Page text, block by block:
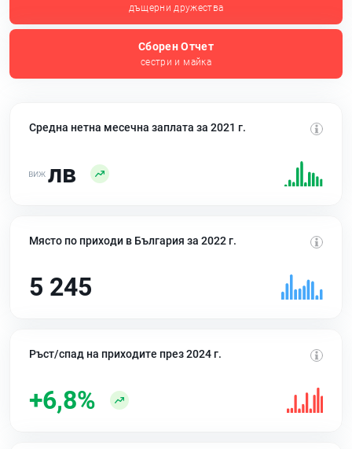
дъщерни дружества
Сборен Отчет
сестри и майка
Средна нетна месечна заплата за 2021 г.
лв
Място по приходи в България за 2022 г.
5 245
Ръст/спад на приходите през 2024 г.
+6,8%